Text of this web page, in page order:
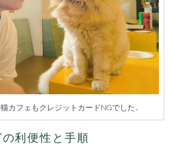
カフェもクレジットカードNGでした…
利便性と手順